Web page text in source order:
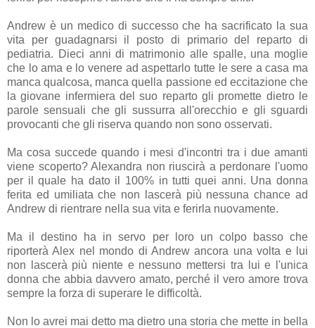
Andrew è un medico di successo che ha sacrificato la sua
vita per guadagnarsi il posto di primario del reparto di
pediatria. Dieci anni di matrimonio alle spalle, una moglie
che lo ama e lo venere ad aspettarlo tutte le sere a casa ma
manca qualcosa, manca quella passione ed eccitazione che
la giovane infermiera del suo reparto gli promette dietro le
parole sensuali che gli sussurra all'orecchio e gli sguardi
provocanti che gli riserva quando non sono osservati.
Ma cosa succede quando i mesi d'incontri tra i due amanti
viene scoperto? Alexandra non riuscirà a perdonare l'uomo
per il quale ha dato il 100% in tutti quei anni. Una donna
ferita ed umiliata che non lascerà più nessuna chance ad
Andrew di rientrare nella sua vita e ferirla nuovamente.
Ma il destino ha in servo per loro un colpo basso che
riporterà Alex nel mondo di Andrew ancora una volta e lui
non lascerà più niente e nessuno mettersi tra lui e l'unica
donna che abbia davvero amato, perché il vero amore trova
sempre la forza di superare le difficoltà.
Non lo avrei mai detto ma dietro una storia che mette in bella